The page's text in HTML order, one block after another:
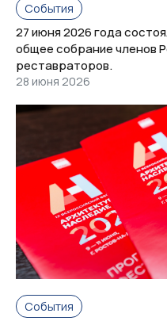
События
27 июня 2026 года
общее собрание членов
реставраторов.
28 июня 2026
События